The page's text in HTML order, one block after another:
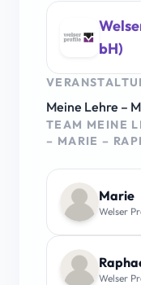
bH)
Meine Lehre –
TEAM MEINE
– MARIE –
Marie
Welser
Welser